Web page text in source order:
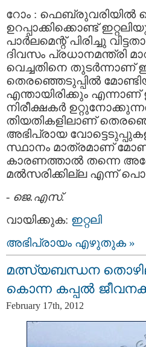
റോം : ഫെബ്രുവരിയിൽ
ഉറപ്പാക്കിക്കൊണ്ട്
പാർലമെന്റ് പിരിച്ചു
ദിവസം പ്രധാനമന്ത്രി
വെച്ചതിനെ
തെരഞ്ഞെടുപ്പിൽ
എന്തായിരിക്കും എന്നാണ്
നിരീക്ഷകർ
തിയതികളിലാണ്
അഭിപ്രായ
സ്ഥാനം മാത്രമാണ്
കാരണത്താൽ തന്നെ
മൽസരിക്കില്ല എന്ന്
- ജെ.എസ്.
വായിക്കുക: ഇറ്റലി
അഭിപ്രായം എഴുതുക »
മത്സ്യബന്ധന
കൊന്ന കപ്പല്‍
February 17th, 2012